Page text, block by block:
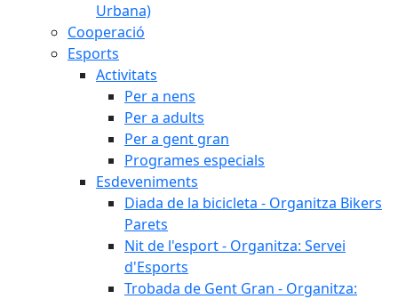
Urbana)
Cooperació
Esports
Activitats
Per a nens
Per a adults
Per a gent gran
Programes especials
Esdeveniments
Diada de la bicicleta - Organitza Bikers
Parets
Nit de l'esport - Organitza: Servei
d'Esports
Trobada de Gent Gran - Organitza: